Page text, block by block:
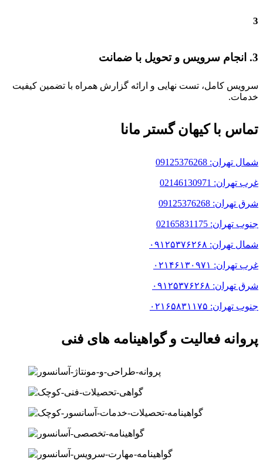
3
3. انجام سرویس و تحویل با ضمانت
سرویس کامل، تست نهایی و ارائه گزارش همراه با تضمین کیفیت
خدمات.
تماس با کیهان گستر مانا
شمال تهران: 09125376268
غرب تهران: 02146130971
شرق تهران: 09125376268
جنوب تهران: 02165831175
شمال تهران: ۰۹۱۲۵۳۷۶۲۶۸
غرب تهران: ۰۲۱۴۶۱۳۰۹۷۱
شرق تهران: ۰۹۱۲۵۳۷۶۲۶۸
جنوب تهران: ۰۲۱۶۵۸۳۱۱۷۵
پروانه فعالیت و گواهینامه های فنی